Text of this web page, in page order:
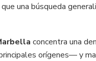
una búsqueda
concentra una
orígenes— y